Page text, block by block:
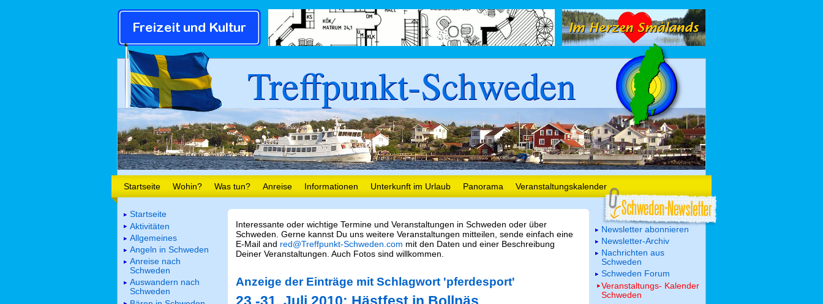
Treffpunkt-Schweden
Startseite Wohin? Was tun? Anreise Informationen Unterkunft im Urlaub Panorama Veranstaltungskalender
Interessante oder wichtige Termine und Veranstaltungen in Schweden oder über
Schweden. Gerne kannst Du uns weitere Veranstaltungen mitteilen, sende einfach eine
E-Mail and red@Treffpunkt-Schweden.com mit den Daten und einer Beschreibung
Deiner Veranstaltungen. Auch Fotos sind willkommen.
Anzeige der Einträge mit Schlagwort 'pferdesport'
Startseite
Aktivitäten
Allgemeines
Angeln in Schweden
Anreise nach
Schweden
Auswandern nach
Schweden
Newsletter abonnieren
Newsletter-Archiv
Nachrichten aus
Schweden
Schweden Forum
Veranstaltungs- Kalender
Schweden